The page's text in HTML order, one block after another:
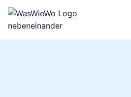
Zum
Inhalt
springen